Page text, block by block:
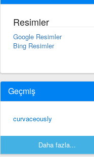
Resimler
Google Resimler
Bing Resimler
Geçmiş
curvaceously
Daha fazla...